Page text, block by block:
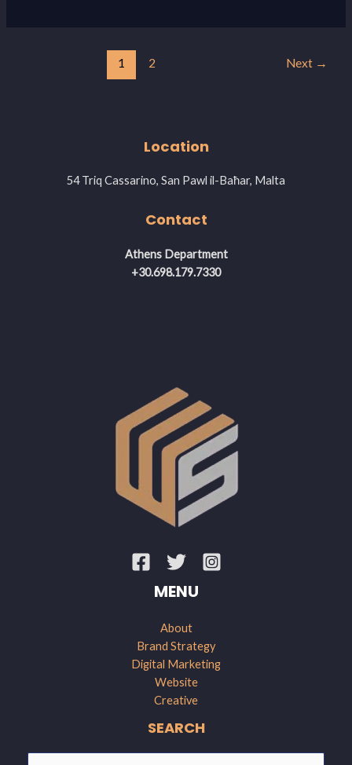
1 2 Next →
Location
54 Triq Cassarino, San Pawl il-Baħar, Malta
Contact
Athens Department
+30.698.179.7330
MENU
About
Brand Strategy
Digital Marketing
Website
Creative
SEARCH